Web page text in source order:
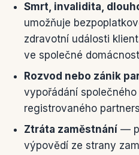
Smrt, invalidita,
umožňuje
zdravotní události
ve společné
Rozvod nebo zánik
vypořádání
registrovaného
Ztráta zaměstnání —
výpovědí ze strany